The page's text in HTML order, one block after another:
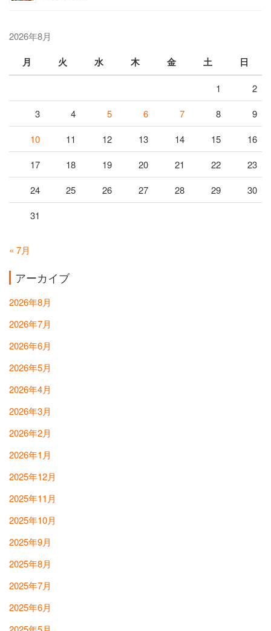
2026年8月
月 火 水 木 金 土 日
1
2
3
4 5 6 7 8
9
10
11 12 13 14 15
16
17
18 19 20 21 22
23
24
25 26 27 28 29
30
31
« 7月
アーカイブ
2026年8月
2026年7月
2026年6月
2026年5月
2026年4月
2026年3月
2026年2月
2026年1月
2025年12月
2025年11月
2025年10月
2025年9月
2025年8月
2025年7月
2025年6月